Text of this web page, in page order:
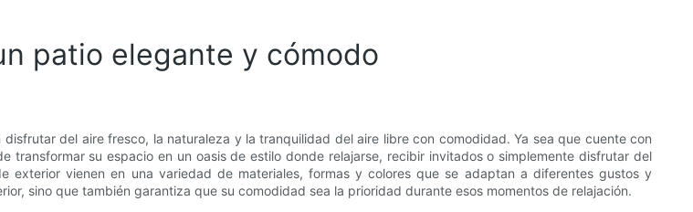
patio elegante y cómodo
del aire fresco, la naturaleza y la tranquilidad del aire libre con comodidad. Ya sea que cuente con
su espacio en un oasis de estilo donde relajarse, recibir invitados o simplemente disfrutar del
exterior vienen en una variedad de materiales, formas y colores que se adaptan a diferentes gustos y
sino que también garantiza que su comodidad sea la prioridad durante esos momentos de relajación.